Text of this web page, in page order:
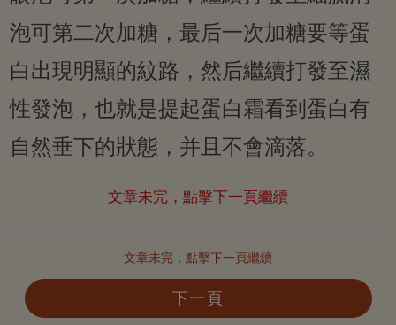
泡可第二次加糖，最后一次加糖要等蛋
白出現明顯的紋路，然后繼續打發至濕
性發泡，也就是提起蛋白霜看到蛋白有
自然垂下的狀態，并且不會滴落。
文章未完，點擊下一頁繼續
文章未完，點擊下一頁繼續
下一頁